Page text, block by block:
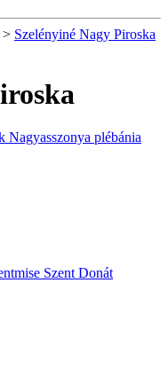
> Szelényiné Nagy Piroska
Nagyasszonya plébánia
Szent Donát